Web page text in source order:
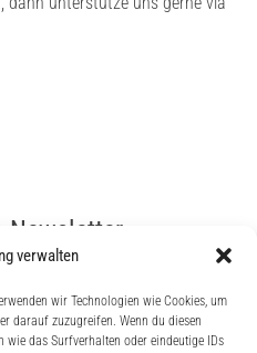
verwalten
wir Technologien wie Cookies, um
darauf zuzugreifen. Wenn du diesen
wie das Surfverhalten oder eindeutige IDs
Newsletter